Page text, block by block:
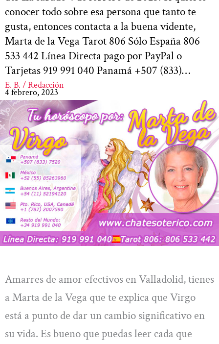
conocer todo sobre esa persona que tanto te
gusta, entonces contacta a la buena vidente,
Marta de la Vega Tarot 806 Sólo España 806
533 442 Línea Directa pago por PayPal o
Tarjetas 919 991 040 Panamá +507 (833)…
E. B. / Redacción
4 febrero, 2023
Amarres de amor efectivos en Valladolid, tienes
a Marta de la Vega que te explica que Virgo
está a punto de dar un cambio significativo en
su vida. Es bueno que puedas leer cada que